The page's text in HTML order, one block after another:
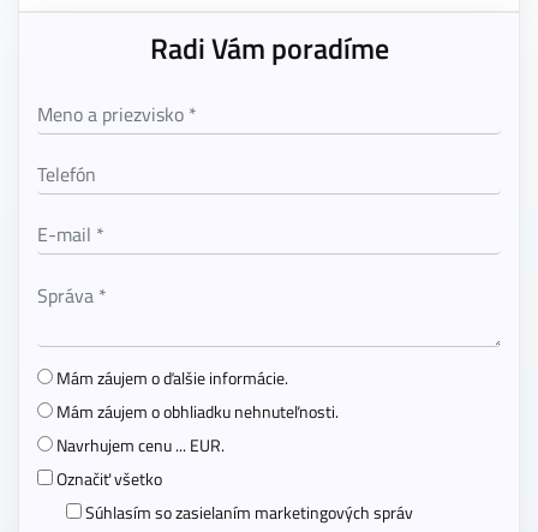
Radi Vám poradíme
Mám záujem o ďalšie informácie.
Mám záujem o obhliadku nehnuteľnosti.
Navrhujem cenu ... EUR.
Označiť všetko
Súhlasím so zasielaním marketingových správ